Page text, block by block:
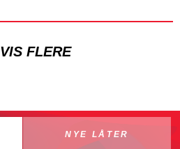
VIS FLERE
NYE LÅTER